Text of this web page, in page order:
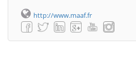
http://www.maaf.fr